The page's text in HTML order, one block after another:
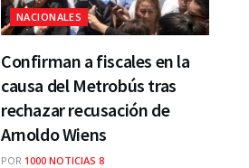
NACIONALES
Confirman a fiscales en la
causa del Metrobús tras
rechazar recusación de
Arnoldo Wiens
POR 1000 NOTICIAS 8